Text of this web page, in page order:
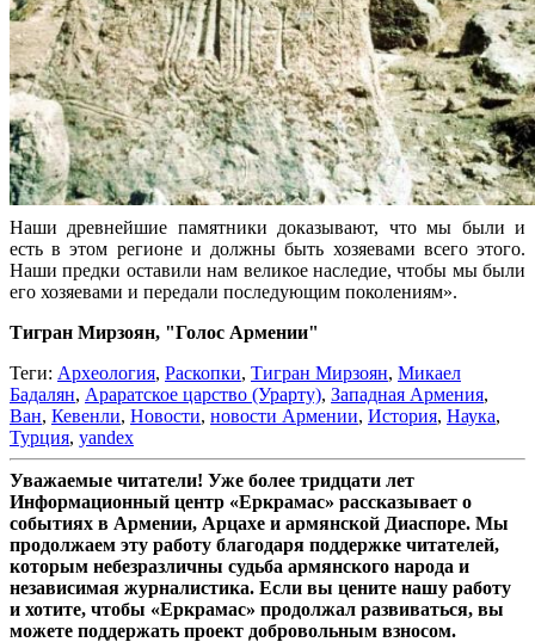
Наши древнейшие памятники доказывают, что мы были и
есть в этом регионе и должны быть хозяевами всего этого.
Наши предки оставили нам великое наследие, чтобы мы были
его хозяевами и передали последующим поколениям».
Тигран Мирзоян, "Голос Армении"
Теги: Археология, Раскопки, Тигран Мирзоян, Микаел
Бадалян, Араратское царство (Урарту), Западная Армения,
Ван, Кевенли, Новости, новости Армении, История, Наука,
Турция, yandex
Уважаемые читатели! Уже более тридцати лет
Информационный центр «Еркрамас» рассказывает о
событиях в Армении, Арцахе и армянской Диаспоре. Мы
продолжаем эту работу благодаря поддержке читателей,
которым небезразличны судьба армянского народа и
независимая журналистика. Если вы цените нашу работу
и хотите, чтобы «Еркрамас» продолжал развиваться, вы
можете поддержать проект добровольным взносом.